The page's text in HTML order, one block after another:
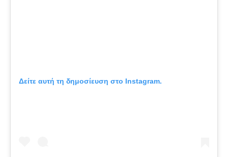
Δείτε αυτή τη δημοσίευση στο Instagram.